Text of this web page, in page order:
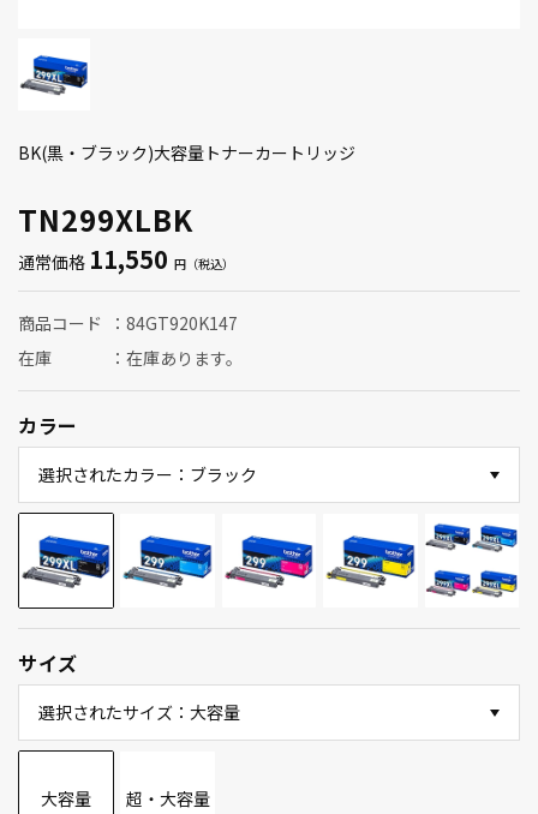
TN299XLBK
BK(黒・ブラック)大容量トナーカートリッジ
通常価格 11,550
商品コード
84GT920K147
在庫
在庫あります。
カラー
選択されたカラー：ブラック
サイズ
選択されたサイズ：大容量
大容量 超・大容量